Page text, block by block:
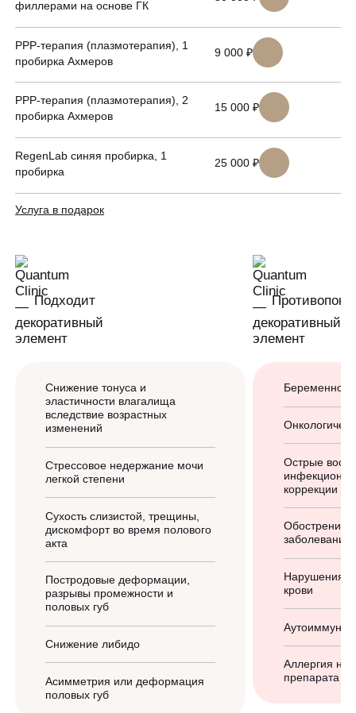
ЗАПИСАТЬСЯ НА КОНСУЛЬТАЦИЮ
филлерами на основе ГК
PPP-терапия (плазмотерапия), 1
пробирка Ахмеров
9 000 ₽
PPP-терапия (плазмотерапия), 2
пробирка Ахмеров
15 000 ₽
RegenLab синяя пробирка, 1
пробирка
25 000 ₽
Услуга в подарок
Подходит
Снижение тонуса и
эластичности влагалища
вследствие возрастных
изменений
Стрессовое недержание мочи
легкой степени
Сухость слизистой, трещины,
дискомфорт во время полового
акта
Постродовые деформации,
разрывы промежности и
половых губ
Снижение либидо
Асимметрия или деформация
половых губ
Острые
коррекции
Обострение
заболеваний
Нарушения
крови
Аллергия на
препарата